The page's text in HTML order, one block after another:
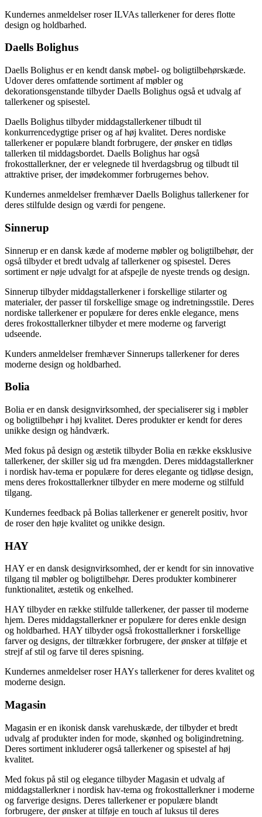
Kundernes anmeldelser roser ILVAs tallerkener for deres flotte
design og holdbarhed.
Daells Bolighus
Daells Bolighus er en kendt dansk møbel- og boligtilbehørskæde.
Udover deres omfattende sortiment af møbler og
dekorationsgenstande tilbyder Daells Bolighus også et udvalg af
tallerkener og spisestel.
Daells Bolighus tilbyder middagstallerkener tilbudt til
konkurrencedygtige priser og af høj kvalitet. Deres nordiske
tallerkener er populære blandt forbrugere, der ønsker en tidløs
tallerken til middagsbordet. Daells Bolighus har også
frokosttallerkner, der er velegnede til hverdagsbrug og tilbudt til
attraktive priser, der imødekommer forbrugernes behov.
Kundernes anmeldelser fremhæver Daells Bolighus tallerkener for
deres stilfulde design og værdi for pengene.
Sinnerup
Sinnerup er en dansk kæde af moderne møbler og boligtilbehør, der
også tilbyder et bredt udvalg af tallerkener og spisestel. Deres
sortiment er nøje udvalgt for at afspejle de nyeste trends og design.
Sinnerup tilbyder middagstallerkener i forskellige stilarter og
materialer, der passer til forskellige smage og indretningsstile. Deres
nordiske tallerkener er populære for deres enkle elegance, mens
deres frokosttallerkner tilbyder et mere moderne og farverigt
udseende.
Kunders anmeldelser fremhæver Sinnerups tallerkener for deres
moderne design og holdbarhed.
Bolia
Bolia er en dansk designvirksomhed, der specialiserer sig i møbler
og boligtilbehør i høj kvalitet. Deres produkter er kendt for deres
unikke design og håndværk.
Med fokus på design og æstetik tilbyder Bolia en række eksklusive
tallerkener, der skiller sig ud fra mængden. Deres middagstallerkner
i nordisk hav-tema er populære for deres elegante og tidløse design,
mens deres frokosttallerkner tilbyder en mere moderne og stilfuld
tilgang.
Kundernes feedback på Bolias tallerkener er generelt positiv, hvor
de roser den høje kvalitet og unikke design.
HAY
HAY er en dansk designvirksomhed, der er kendt for sin innovative
tilgang til møbler og boligtilbehør. Deres produkter kombinerer
funktionalitet, æstetik og enkelhed.
HAY tilbyder en række stilfulde tallerkener, der passer til moderne
hjem. Deres middagstallerkner er populære for deres enkle design
og holdbarhed. HAY tilbyder også frokosttallerkner i forskellige
farver og designs, der tiltrækker forbrugere, der ønsker at tilføje et
strejf af stil og farve til deres spisning.
Kundernes anmeldelser roser HAYs tallerkener for deres kvalitet og
moderne design.
Magasin
Magasin er en ikonisk dansk varehuskæde, der tilbyder et bredt
udvalg af produkter inden for mode, skønhed og boligindretning.
Deres sortiment inkluderer også tallerkener og spisestel af høj
kvalitet.
Med fokus på stil og elegance tilbyder Magasin et udvalg af
middagstallerkner i nordisk hav-tema og frokosttallerkner i moderne
og farverige designs. Deres tallerkener er populære blandt
forbrugere, der ønsker at tilføje en touch af luksus til deres